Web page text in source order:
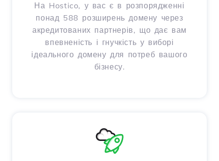
На Hostico, у вас є в розпорядженні
понад 588 розширень домену через
акредитованих партнерів, що дає вам
впевненість і гнучкість у виборі
ідеального домену для потреб вашого
бізнесу.